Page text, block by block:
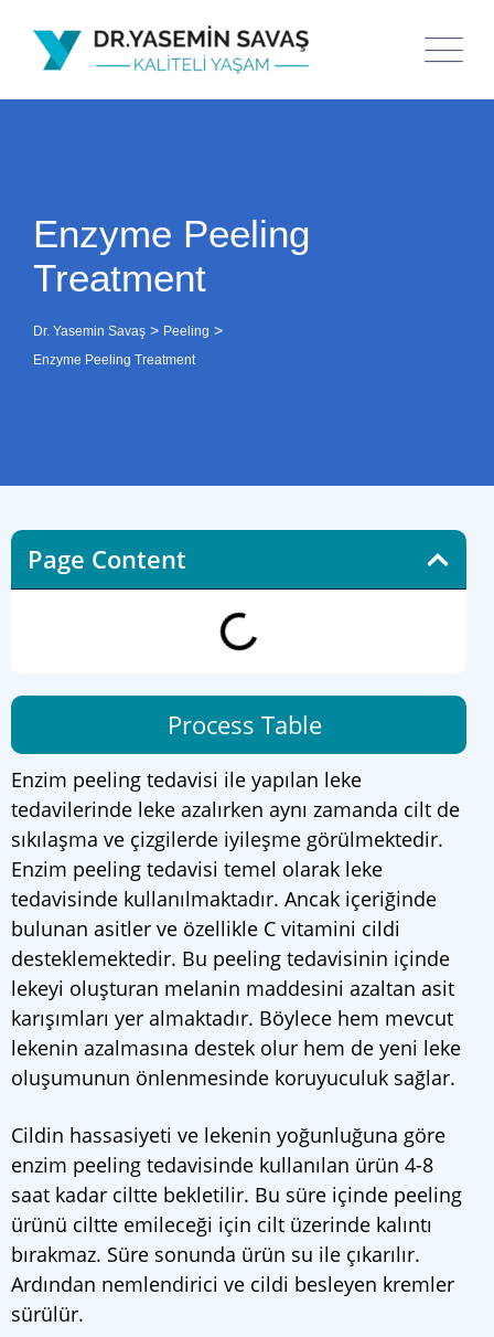
Enzyme Peeling
Treatment
Dr. Yasemin Savaş > Peeling >
Enzyme Peeling Treatment
Page Content
Process Table
Enzim peeling tedavisi ile yapılan leke
tedavilerinde leke azalırken aynı zamanda cilt de
sıkılaşma ve çizgilerde iyileşme görülmektedir.
Enzim peeling tedavisi temel olarak leke
tedavisinde kullanılmaktadır. Ancak içeriğinde
bulunan asitler ve özellikle C vitamini cildi
desteklemektedir. Bu peeling tedavisinin içinde
lekeyi oluşturan melanin maddesini azaltan asit
karışımları yer almaktadır. Böylece hem mevcut
lekenin azalmasına destek olur hem de yeni leke
oluşumunun önlenmesinde koruyuculuk sağlar.
Cildin hassasiyeti ve lekenin yoğunluğuna göre
enzim peeling tedavisinde kullanılan ürün 4-8
saat kadar ciltte bekletilir. Bu süre içinde peeling
ürünü ciltte emileceği için cilt üzerinde kalıntı
bırakmaz. Süre sonunda ürün su ile çıkarılır.
Ardından nemlendirici ve cildi besleyen kremler
sürülür.